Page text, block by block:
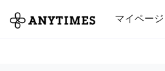
マイページ
全て 修理・組立